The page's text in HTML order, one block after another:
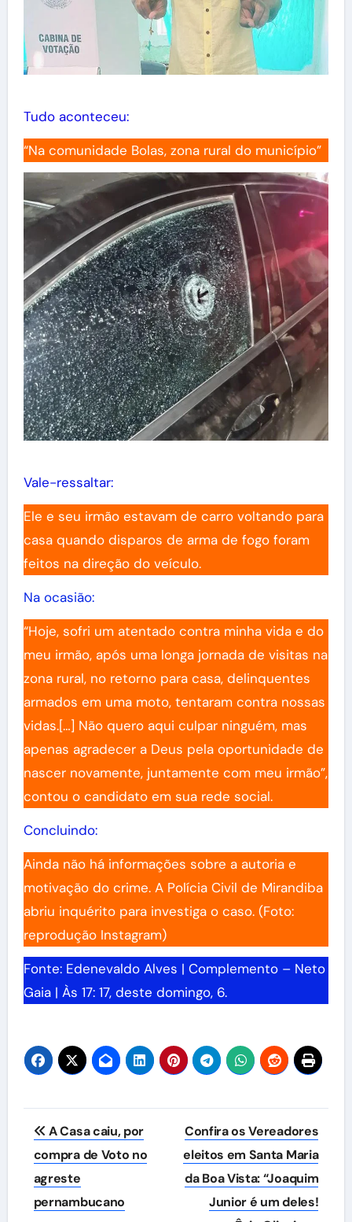
Tudo aconteceu:
“Na comunidade Bolas, zona rural do município”
Vale-ressaltar:
Ele e seu irmão estavam de carro voltando para
casa quando disparos de arma de fogo foram
feitos na direção do veículo.
Na ocasião:
“Hoje, sofri um atentado contra minha vida e do
meu irmão, após uma longa jornada de visitas na
zona rural, no retorno para casa, delinquentes
armados em uma moto, tentaram contra nossas
vidas.[…] Não quero aqui culpar ninguém, mas
apenas agradecer a Deus pela oportunidade de
nascer novamente, juntamente com meu irmão”,
contou o candidato em sua rede social.
Concluindo:
Ainda não há informações sobre a autoria e
motivação do crime. A Polícia Civil de Mirandiba
abriu inquérito para investiga o caso. (Foto:
reprodução Instagram)
Fonte: Edenevaldo Alves | Complemento – Neto
Gaia | Às 17: 17, deste domingo, 6.
Navegação
de
Post
A Casa caiu, por
compra de Voto no
agreste
pernambucano
Confira os Vereadores
eleitos em Santa Maria
da Boa Vista: “Joaquim
Junior é um deles!